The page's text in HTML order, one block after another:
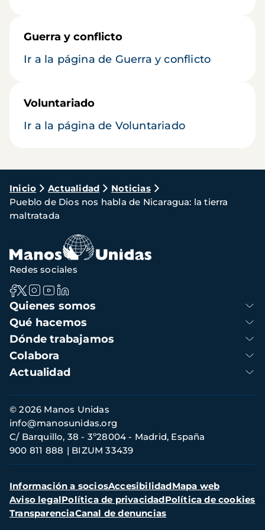
Guerra y conflicto
Ir a la página de Guerra y conflicto
Voluntariado
Ir a la página de Voluntariado
Ruta
de
navegación
Inicio Actualidad
Noticias
Pueblo de Dios nos habla de Nicaragua: la tierra
maltratada
Navegación
principal
Quienes somos
Qué hacemos
Dónde trabajamos
Colabora
Actualidad
Redes sociales
Información
de
contacto
© 2026 Manos Unidas
C/ Barquillo, 38 - 3º28004 - Madrid, España
900 811 888
BIZUM 33439
info@manosunidas.org
Menú
secundario
Información a sociosAccesibilidadMapa web
Aviso legalPolítica de privacidadPolítica de cookies
TransparenciaCanal de denuncias